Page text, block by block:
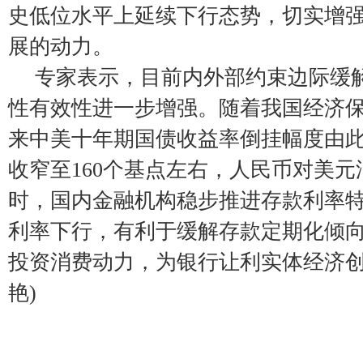
史低位水平上延续下行态势，切实增
展的动力。
专家表示，目前内外部约束边际缓
性有效性进一步增强。随着我国经济
来中美十年期国债收益率倒挂幅度由
收窄至160个基点左右，人民币对美
时，国内金融机构稳步推进存款利率
利率下行，有利于缓解存款定期化倾
投资消费动力，为银行让利实体经济
艳)